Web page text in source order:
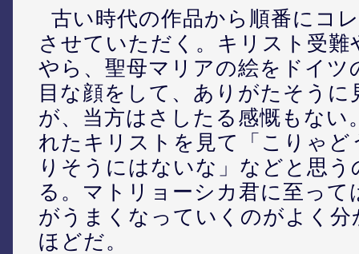
古い時代の作品から順番にコ
させていただく。キリスト受難
やら、聖母マリアの絵をドイツ
目な顔をして、ありがたそうに
が、当方はさしたる感慨もない
れたキリストを見て「こりゃど
りそうにはないな」などと思
る。マトリョーシカ君に至って
がうまくなっていくのがよく
ほどだ。